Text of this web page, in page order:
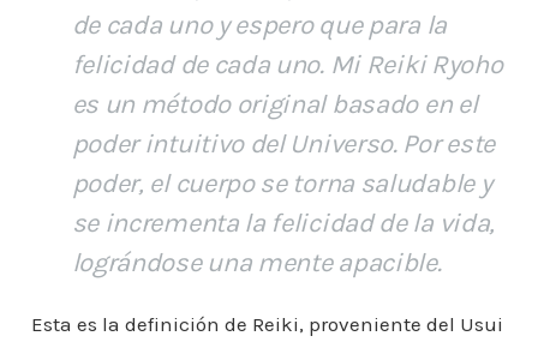
de cada uno y espero que para la
felicidad de cada uno. Mi Reiki Ryoho
es un método original basado en el
poder intuitivo del Universo. Por este
poder, el cuerpo se torna saludable y
se incrementa la felicidad de la vida,
lográndose una mente apacible.
Esta es la definición de Reiki, proveniente del Usui